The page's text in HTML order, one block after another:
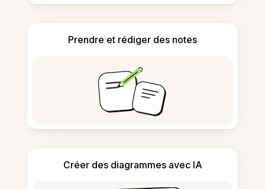
Prendre et rédiger des notes
Créer des diagrammes avec IA